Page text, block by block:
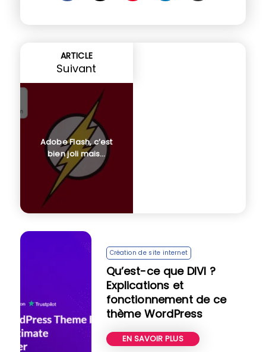
ARTICLE
Suivant
Adobe Flash, c’est
bien joli mais…
Création de site internet
Qu’est-ce que DIVI ?
Explications et
fonctionnement de ce
thème WordPress
EN SAVOIR PLUS